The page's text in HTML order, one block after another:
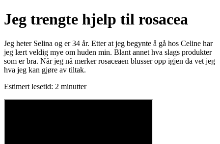
Jeg trengte hjelp til rosacea
Jeg heter Selina og er 34 år. Etter at jeg begynte å gå hos Celine har
jeg lært veldig mye om huden min. Blant annet hva slags produkter
som er bra. Når jeg nå merker rosaceaen blusser opp igjen da vet jeg
hva jeg kan gjøre av tiltak.
Estimert lesetid: 2 minutter